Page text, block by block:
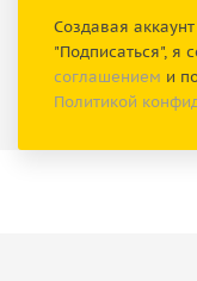
Создавая
"Подписаться", я
соглашением и
Политикой